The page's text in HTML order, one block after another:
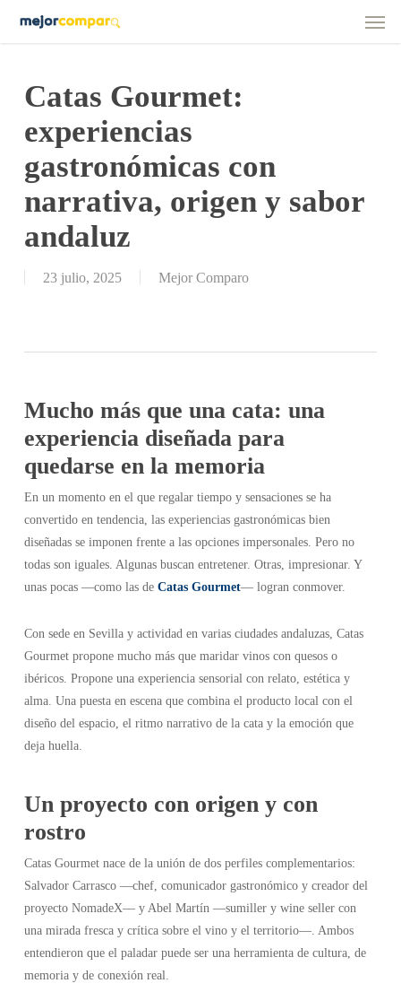
Menu
Catas Gourmet:
experiencias
gastronómicas con
narrativa, origen y sabor
andaluz
23 julio, 2025 Mejor Comparo
Mucho más que una cata: una
experiencia diseñada para
quedarse en la memoria
En un momento en el que regalar tiempo y sensaciones se ha
convertido en tendencia, las experiencias gastronómicas bien
diseñadas se imponen frente a las opciones impersonales. Pero no
todas son iguales. Algunas buscan entretener. Otras, impresionar. Y
unas pocas —como las de Catas Gourmet— logran conmover.
Con sede en Sevilla y actividad en varias ciudades andaluzas, Catas
Gourmet propone mucho más que maridar vinos con quesos o
ibéricos. Propone una experiencia sensorial con relato, estética y
alma. Una puesta en escena que combina el producto local con el
diseño del espacio, el ritmo narrativo de la cata y la emoción que
deja huella.
Un proyecto con origen y con
rostro
Catas Gourmet nace de la unión de dos perfiles complementarios:
Salvador Carrasco —chef, comunicador gastronómico y creador del
proyecto NomadeX— y Abel Martín —sumiller y wine seller con
una mirada fresca y crítica sobre el vino y el territorio—. Ambos
entendieron que el paladar puede ser una herramienta de cultura, de
memoria y de conexión real.